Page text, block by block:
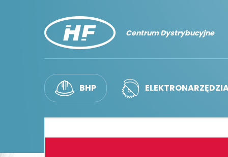
Centrum Dystrybucyjne
BHP